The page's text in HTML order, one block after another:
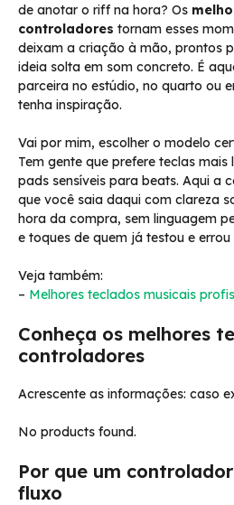
de anotar o riff na hora? Os
controladores tornam esses
deixam a criação à mão, prontos
ideia solta em som concreto. É
parceira no estúdio, no quarto ou
tenha inspiração.
Vai por mim, escolher o modelo
Tem gente que prefere teclas mais
pads sensíveis para beats. Aqui a
que você saia daqui com clareza
hora da compra, sem linguagem
e toques de quem já testou e
Veja também:
– Melhores teclados musicais
Conheça os melhores
controladores
Acrescente as informações: caso
No products found.
Por que um
fluxo